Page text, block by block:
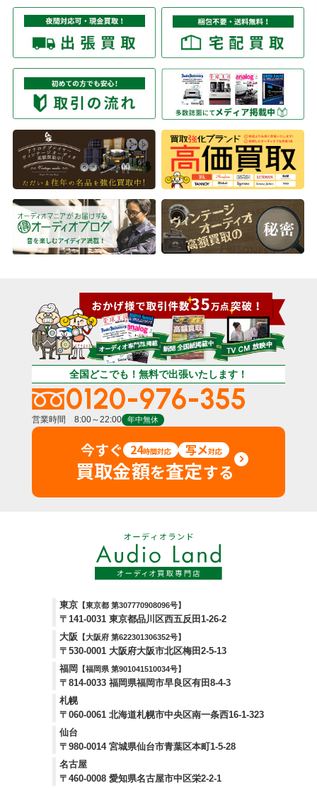
全国どこでも！無料で出張いたします！
0120-976-355
営業時間 8:00～22:00 年中無休
今すぐ 24時間対応 写メ対応
買取金額を査定する
東京 【東京都 第307770908096号】
〒141-0031 東京都品川区西五反田1-26-2
大阪
【大阪府 第622301306352号】
〒530-0001 大阪府大阪市北区梅田2-5-13
福岡
【福岡県 第901041510034号】
〒814-0033 福岡県福岡市早良区有田8-4-3
札幌
〒060-0061 北海道札幌市中央区南一条西16-1-323
仙台
〒980-0014 宮城県仙台市青葉区本町1-5-28
名古屋
〒460-0008 愛知県名古屋市中区栄2-2-1